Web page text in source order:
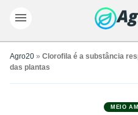
Agro20 » Clorofila é a substância
das plantas
MEIO